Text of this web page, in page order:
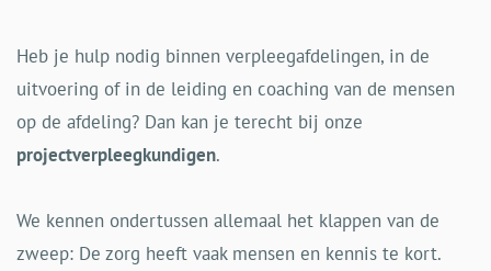
Heb je hulp nodig binnen verpleegafdelingen, in de
uitvoering of in de leiding en coaching van de mensen
op de afdeling? Dan kan je terecht bij onze
projectverpleegkundigen.
We kennen ondertussen allemaal het klappen van de
zweep: De zorg heeft vaak mensen en kennis te kort.